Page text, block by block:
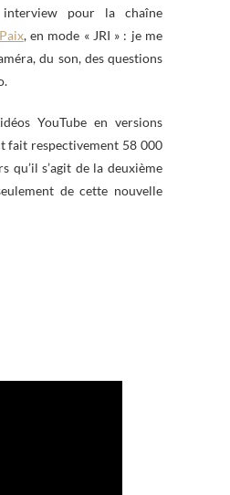
interview pour la chaîne
, en mode « JRI » : je me
du son, des questions
YouTube en versions
fait respectivement 58 000
qu’il s’agit de la deuxième
de cette nouvelle